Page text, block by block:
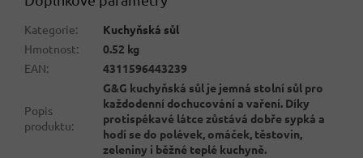
Kategorie:
Kuchyňská sůl
Hmotnost:
0.52 kg
EAN: 4311596443239
Popis
produktu:
G&G kuchyňská sůl je jemná stolní sůl pro
každodenní dochucování a vaření. Díky
protispékavé látce zůstává dobře sypká a
hodí se do polévek, omáček, těstovin,
zeleniny i běžné teplé kuchyně.